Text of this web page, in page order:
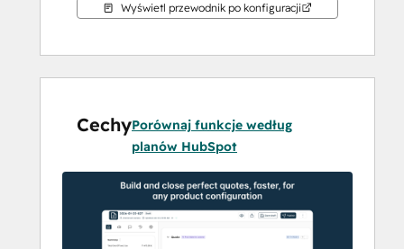
Qwoty łączy generowanie ofert,
zarządzanie zamówieniami i umowy
Zamiast żonglować arkuszami
kalkulacyjnymi, plikami PDF i odłączonymi
narzędziami, przedstawiciele handlowi
konfigurują produkty, stosują reguły
cenowe, generują profesjonalne oferty
sprzedaży i zbierają podpisy - wszystko
Wyświetl przewodnik po konfiguracji
CechyPorównaj funkcje według
planów HubSpot